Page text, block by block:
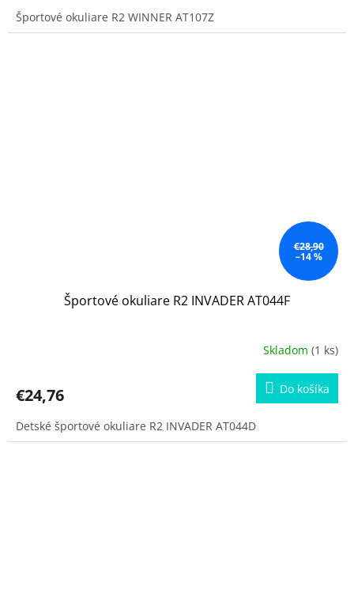
Športové okuliare R2 WINNER AT107Z
€28,90
–14 %
Športové okuliare R2 INVADER AT044F
Skladom (1 ks)
€24,76 Do košíka
Detské športové okuliare R2 INVADER AT044D